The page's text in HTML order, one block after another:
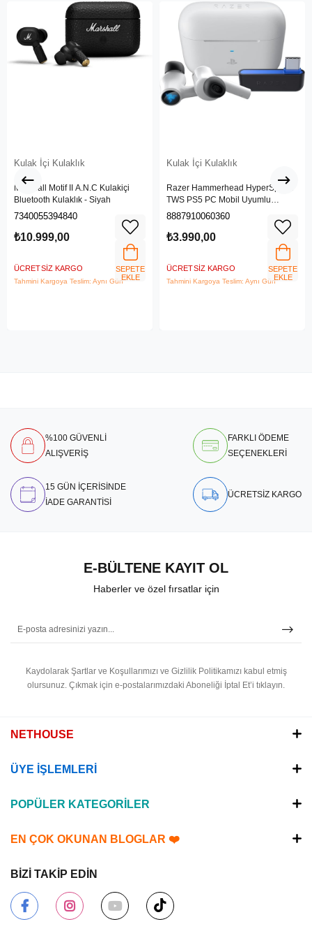
Kulak İçi Kulaklık
Marshall Motif II A.N.C Kulakiçi
Bluetooth Kulaklık - Siyah
7340055394840
₺10.999,00
ÜCRETSIZ KARGO
Tahmini Kargoya Teslim: Aynı Gün
SEPETE
EKLE
Kulak İçi Kulaklık
Razer Hammerhead HyperSpeed
TWS PS5 PC Mobil Uyumlu
Kablosuz Gaming Kulaklık RZ12-
8887910060360
₺3.990,00
ÜCRETSIZ KARGO
Tahmini Kargoya Teslim: Aynı Gün
SEPETE
EKLE
%100 GÜVENLİ
ALIŞVERİŞ
FARKLI ÖDEME
SEÇENEKLERİ
15 GÜN İÇERİSİNDE
İADE GARANTİSİ
ÜCRETSİZ KARGO
E-BÜLTENE KAYIT OL
Haberler ve özel fırsatlar için
Kaydolarak Şartlar ve Koşullarımızı ve Gizlilik Politikamızı kabul etmiş
olursunuz. Çıkmak için e-postalarımızdaki Aboneliği İptal Et’i tıklayın.
NETHOUSE
ÜYE İŞLEMLERİ
POPÜLER KATEGORİLER
EN ÇOK OKUNAN BLOGLAR ❤️
BİZİ TAKİP EDİN